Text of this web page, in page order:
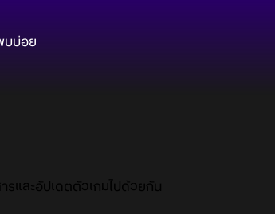
บบ่อย
รและอัปเดตตัวเกมไปด้วยกัน